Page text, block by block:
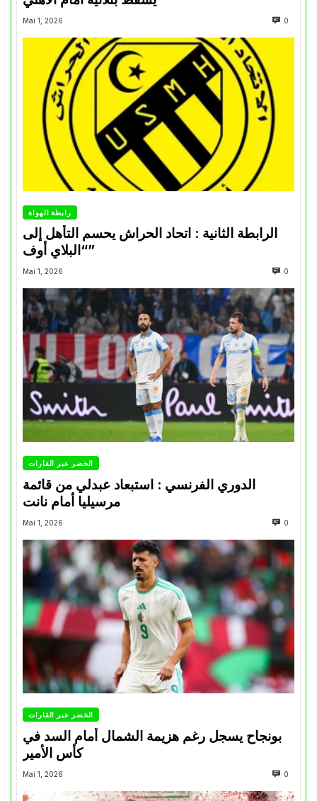
Mai 1, 2026 0
رابطة الهواة
الرابطة الثانية : اتحاد الحراش يحسم التأهل إلى
“البلاي أوف”
Mai 1, 2026 0
الخضر عبر القارات
الدوري الفرنسي : استبعاد عبدلي من قائمة
مرسيليا أمام نانت
Mai 1, 2026 0
الخضر عبر القارات
بونجاح يسجل رغم هزيمة الشمال أمام السد في
كأس الأمير
Mai 1, 2026 0